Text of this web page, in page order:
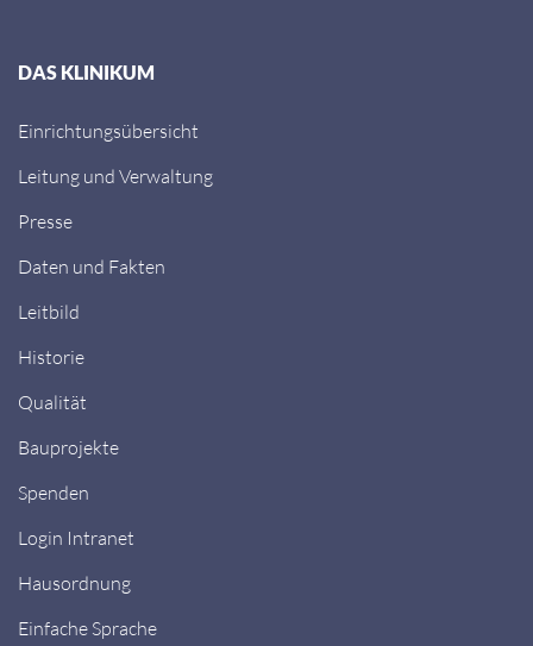
DAS KLINIKUM
Einrichtungsübersicht
Leitung und Verwaltung
Presse
Daten und Fakten
Leitbild
Historie
Qualität
Bauprojekte
Spenden
Login Intranet
Hausordnung
Einfache Sprache